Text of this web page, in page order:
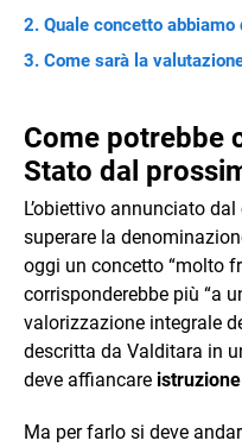
Quale concetto
Come sarà la
Come potrebbe
Stato dal
L’obiettivo annunciato
superare la
oggi un concetto “molto
corrisponderebbe più “a
valorizzazione integrale
descritta da Valditara in
deve affiancare
Ma per farlo si deve